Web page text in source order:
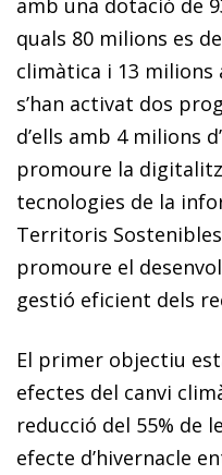
quals 80 mi­­lions es
climàtica i 13 milions
s’han activat dos
d’ells amb 4 milions
promoure la
tecnologies de la
Territoris
promoure el
gestió eficient dels
El primer objectiu
efectes del canvi
reducció del 55% de
efecte d’hivernacle